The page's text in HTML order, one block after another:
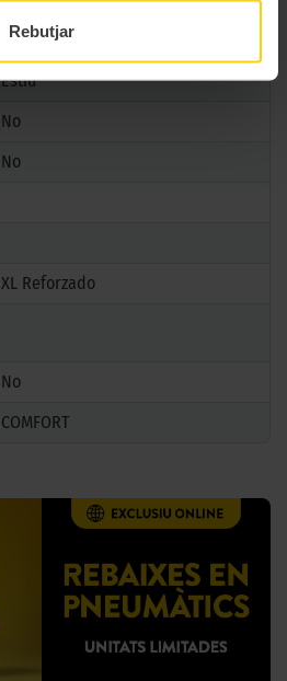
Rebutjar
175/65 R14 86 T
Estiu
No
No
XL Reforzado
No
COMFORT